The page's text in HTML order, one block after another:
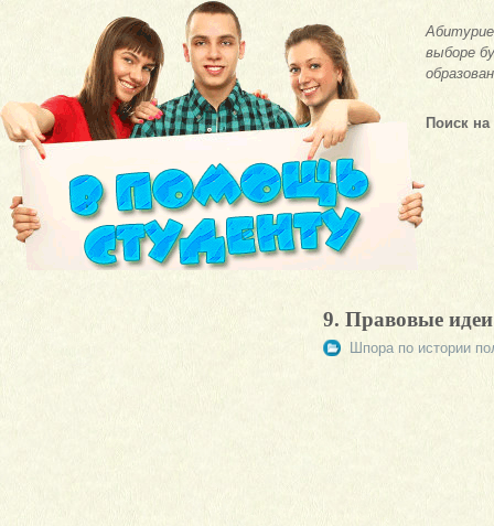
выборе
Поиск на
9. Правовые идеи
Шпора по истории